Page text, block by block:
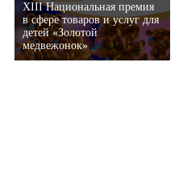
XIII Национальная премия
в сфере товаров и услуг для
детей «Золотой
медвежонок»